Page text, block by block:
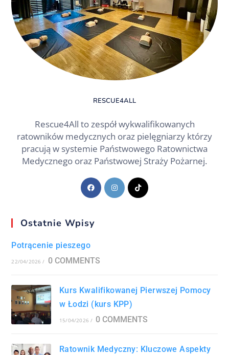
RESCUE4ALL
Rescue4All to zespół wykwalifikowanych
ratowników medycznych oraz pielęgniarzy którzy
pracują w systemie Państwowego Ratownictwa
Medycznego oraz Państwowej Straży Pożarnej.
Ostatnie Wpisy
Potrącenie pieszego
22/04/2026 / 0 COMMENTS
Kurs Kwalifikowanej Pierwszej Pomocy
w Łodzi (kurs KPP)
15/04/2026 / 0 COMMENTS
Ratownik Medyczny: Kluczowe Aspekty